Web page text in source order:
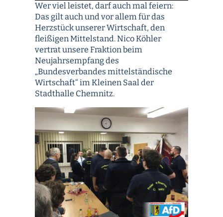
Wer viel leistet, darf auch mal feiern:
Das gilt auch und vor allem für das
Herzstück unserer Wirtschaft, den
fleißigen Mittelstand. Nico Köhler
vertrat unsere Fraktion beim
Neujahrsempfang des
„Bundesverbandes mittelständische
Wirtschaft“ im Kleinen Saal der
Stadthalle Chemnitz.